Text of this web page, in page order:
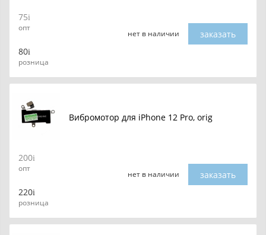
75
опт
80
розница
нет в наличии заказать
Вибромотор для iPhone 12 Pro, orig
200
опт
220
розница
нет в наличии заказать